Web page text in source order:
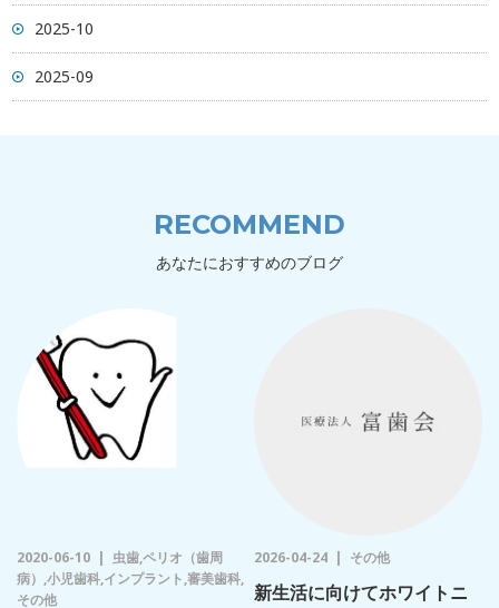
2025-10
2025-09
RECOMMEND
あなたにおすすめのブログ
2020-06-10
虫歯,ペリオ（歯周
病）,小児歯科,インプラント,審美歯科,
その他
2026-04-24 その他
新生活に向けてホワイトニ